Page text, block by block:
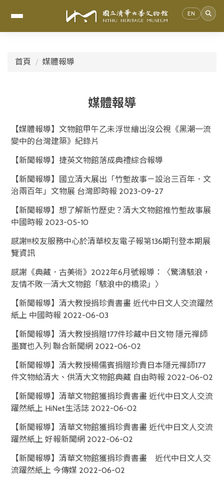
EN
首頁 媒體報導
媒體報導
【媒體報導】文物館甲午乙未浮世繪出沒公視《黑潮一流
變中的台灣建築》紀錄片
【新聞報導】捷英文物館落成典禮綜合報導
【新聞報導】國立清大展出「竹塹故事－設治三百年．文
治兩百年」文物展 台灣即時報 2023-09-27
【新聞報導】想了解新竹歷史？清大文物館推竹塹故事展
中國時報 2023-05-10
感謝!!!校友服務中心於清華校友電子報第136期刊登本期展
覽資訊
感謝《典藏．古美術》2022年6月號報導：〈驚濤駭浪，
友情不敗─清大文物館「駭浪中的橋梁」〉
【新聞報導】清大教授捐珍貴書畫 近代中日文人交流躍然
紙上 中國時報 2022-06-03
【新聞報導】清大教授捐贈177件珍藏中日文物 隱元禪師
墨寶也入列 聯合新聞網 2022-06-02
【新聞報導】清大教授楊儒賓捐贈珍貴日本隱元禪師177
件文物給清大、供清大文物館典藏 自由時報 2022-06-02
【新聞報導】清華文物館獲捐珍貴書畫 近代中日文人交流
躍然紙上 HiNet生活誌 2022-06-02
【新聞報導】清華文物館獲捐珍貴書畫 近代中日文人交流
躍然紙上 好報新聞網 2022-06-02
【新聞報導】清華文物館獲捐珍貴書畫 近代中日文人交
流躍然紙上 今傳媒 2022-06-02